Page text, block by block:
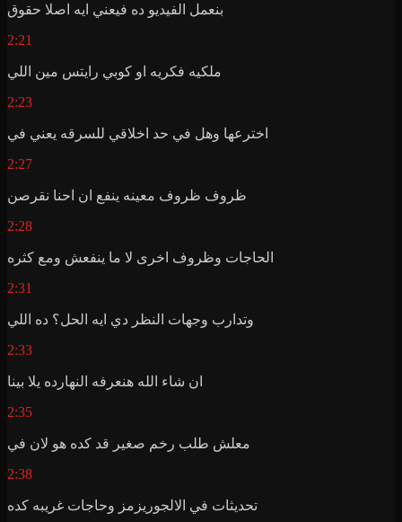
بنعمل الفيديو ده فيعني ايه اصلا حقوق
2:21
ملكيه فكريه او كوبي رايتس مين اللي
2:23
اخترعها وهل في حد اخلاقي للسرقه يعني في
2:27
ظروف ظروف معينه ينفع ان احنا نقرصن
2:28
الحاجات وظروف اخرى لا ما ينفعش ومع كثره
2:31
وتدارب وجهات النظر دي ايه الحل؟ ده اللي
2:33
ان شاء الله هنعرفه النهارده يلا بينا
2:35
معلش طلب رخم صغير قد كده هو لان في
2:38
تحديثات في الالجوريزمز وحاجات غريبه كده